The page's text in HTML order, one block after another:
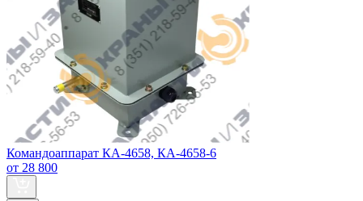
Командоаппарат КА-4658, КА-4658-6
от 28 800